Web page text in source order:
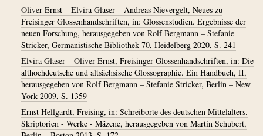
Oliver Ernst – Elvira Glaser – Andreas Nievergelt, Neues zu
Freisinger Glossenhandschriften, in: Glossenstudien. Ergebnisse der
neuen Forschung, herausgegeben von Rolf Bergmann – Stefanie
Stricker, Germanistische Bibliothek 70, Heidelberg 2020, S. 241
Elvira Glaser – Oliver Ernst, Freisinger Glossenhandschriften, in: Die
althochdeutsche und altsächsische Glossographie. Ein Handbuch, II,
herausgegeben von Rolf Bergmann – Stefanie Stricker, Berlin – New
York 2009, S. 1359
Ernst Hellgardt, Freising, in: Schreiborte des deutschen Mittelalters.
Skriptorien - Werke - Mäzene, herausgegeben von Martin Schubert,